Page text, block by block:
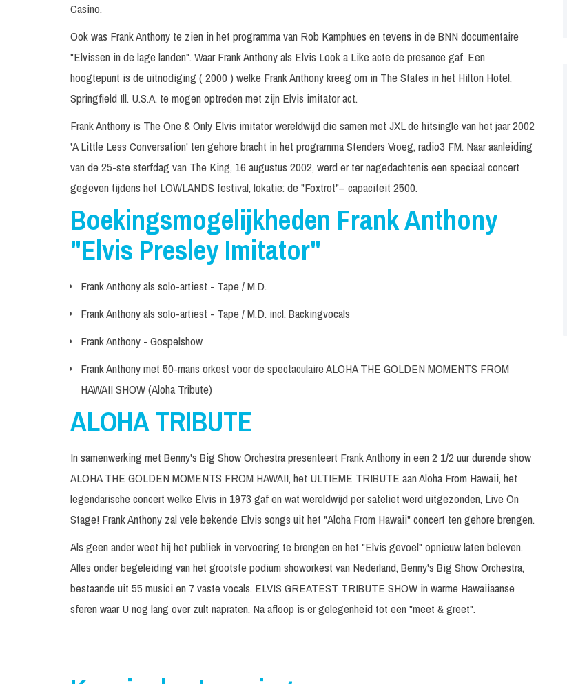
Casino.
Ook was Frank Anthony te zien in het programma van Rob Kamphues en tevens in de BNN documentaire
"Elvissen in de lage landen". Waar Frank Anthony als Elvis Look a Like acte de presance gaf. Een
hoogtepunt is de uitnodiging ( 2000 ) welke Frank Anthony kreeg om in The States in het Hilton Hotel,
Springfield Ill. U.S.A. te mogen optreden met zijn Elvis imitator act.
Frank Anthony is The One & Only Elvis imitator wereldwijd die samen met JXL de hitsingle van het jaar 2002
'A Little Less Conversation' ten gehore bracht in het programma Stenders Vroeg, radio3 FM. Naar aanleiding
van de 25-ste sterfdag van The King, 16 augustus 2002, werd er ter nagedachtenis een speciaal concert
gegeven tijdens het LOWLANDS festival, lokatie: de "Foxtrot"– capaciteit 2500.
Boekingsmogelijkheden Frank Anthony
"Elvis Presley Imitator"
Frank Anthony als solo-artiest - Tape / M.D.
Frank Anthony als solo-artiest - Tape / M.D. incl. Backingvocals
Frank Anthony - Gospelshow
Frank Anthony met 50-mans orkest voor de spectaculaire ALOHA THE GOLDEN MOMENTS FROM
HAWAII SHOW (Aloha Tribute)
ALOHA TRIBUTE
In samenwerking met Benny's Big Show Orchestra presenteert Frank Anthony in een 2 1/2 uur durende show
ALOHA THE GOLDEN MOMENTS FROM HAWAII, het ULTIEME TRIBUTE aan Aloha From Hawaii, het
legendarische concert welke Elvis in 1973 gaf en wat wereldwijd per sateliet werd uitgezonden, Live On
Stage! Frank Anthony zal vele bekende Elvis songs uit het "Aloha From Hawaii" concert ten gehore brengen.
Als geen ander weet hij het publiek in vervoering te brengen en het "Elvis gevoel" opnieuw laten beleven.
Alles onder begeleiding van het grootste podium showorkest van Nederland, Benny's Big Show Orchestra,
bestaande uit 55 musici en 7 vaste vocals. ELVIS GREATEST TRIBUTE SHOW in warme Hawaiiaanse
sferen waar U nog lang over zult napraten. Na afloop is er gelegenheid tot een "meet & greet".